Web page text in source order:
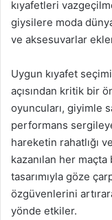
kıyafetleri
giysilere moda
ve aksesuvarlar
Uygun kıyafet
açısından kritik bir
oyuncuları, giyimle
performans
hareketin rahatlığı
kazanılan her maçta
tasarımıyla göze
özgüvenlerini
yönde etkiler.